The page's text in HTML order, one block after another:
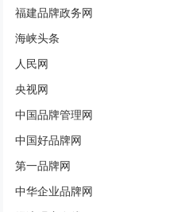
福建品牌政务网
海峡头条
人民网
央视网
中国品牌管理网
中国好品牌网
第一品牌网
中华企业品牌网